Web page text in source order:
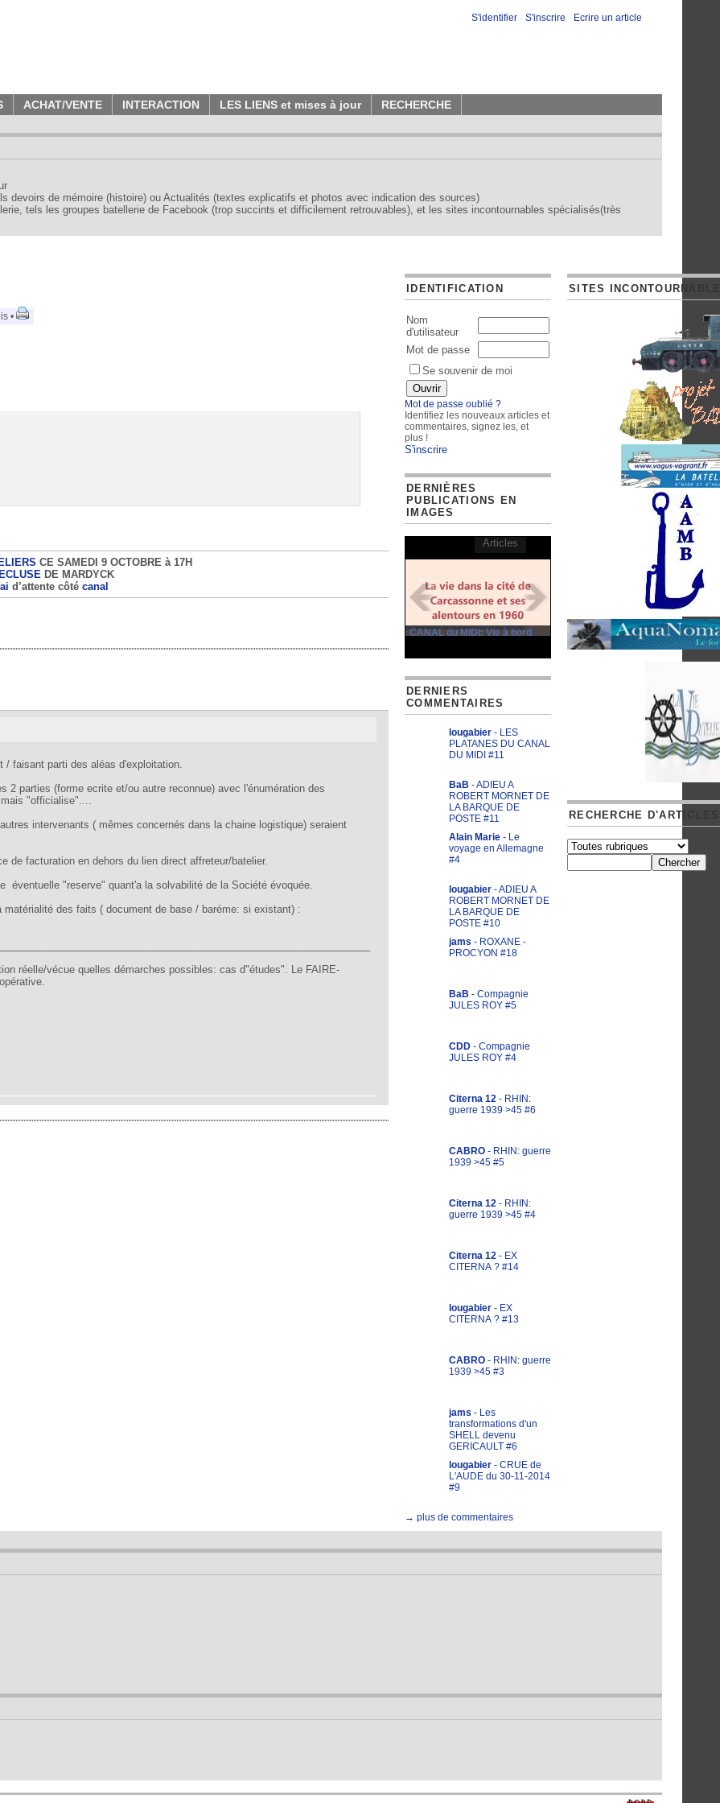
S'identifier - S'inscrire - Ecrire un article
ACHAT/VENTE INTERACTION LES LIENS et mises à jour RECHERCHE
devoirs de mémoire (histoire) ou Actualités (textes explicatifs et photos avec indication des sources)
tels les groupes batellerie de Facebook (trop succints et difficilement retrouvables), et les sites incontournables spécialisés(très
•
CE SAMEDI 9 OCTOBRE à 17H
ECLUSE DE MARDYCK
d’attente côté canal
faisant parti des aléas d'exploitation.
2 parties (forme ecrite et/ou autre reconnue) avec l'énumération des
"officialise"....
intervenants ( mêmes concernés dans la chaine logistique) seraient
de facturation en dehors du lien direct affreteur/batelier.
éventuelle "reserve" quant'a la solvabilité de la Société évoquée.
des faits ( document de base / baréme: si existant) :
réelle/vécue quelles démarches possibles: cas d"études". Le FAIRE-
IDENTIFICATION
Nom
d'utilisateur
Mot de passe
Se souvenir de moi
Mot de passe oublié ?
Identifiez les nouveaux articles et
commentaires, signez les, et
plus !
S'inscrire
DERNIÈRES
PUBLICATIONS EN
IMAGES
CANAL du MIDI: Vie à bord
Articles
DERNIERS
COMMENTAIRES
lougabier - LES
PLATANES DU CANAL
DU MIDI #11
BaB - ADIEU A
ROBERT MORNET DE
LA BARQUE DE
POSTE #11
Alain Marie - Le
voyage en Allemagne
#4
lougabier - ADIEU A
ROBERT MORNET DE
LA BARQUE DE
POSTE #10
jams - ROXANE -
PROCYON #18
BaB - Compagnie
JULES ROY #5
CDD - Compagnie
JULES ROY #4
Citerna 12 - RHIN:
guerre 1939 >45 #6
CABRO - RHIN: guerre
1939 >45 #5
Citerna 12 - RHIN:
guerre 1939 >45 #4
Citerna 12 - EX
CITERNA ? #14
lougabier - EX
CITERNA ? #13
CABRO - RHIN: guerre
1939 >45 #3
jams - Les
transformations d'un
SHELL devenu
GERICAULT #6
lougabier - CRUE de
L'AUDE du 30-11-2014
#9
→ plus de commentaires
SITES
RECHERCHE D'ARTICLES